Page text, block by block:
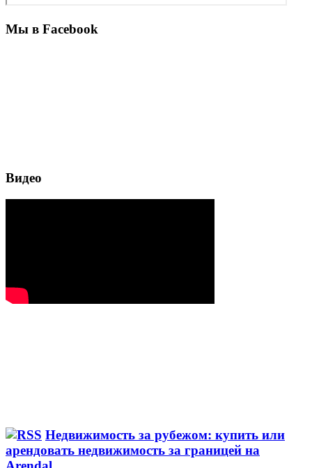
Мы в Facebook
Видео
Недвижимость за рубежом: купить или
арендовать недвижимость за границей на